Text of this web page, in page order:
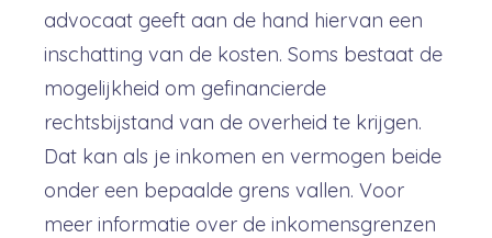
advocaat geeft aan de hand hiervan een
inschatting van de kosten. Soms bestaat de
mogelijkheid om gefinancierde
rechtsbijstand van de overheid te krijgen.
Dat kan als je inkomen en vermogen beide
onder een bepaalde grens vallen. Voor
meer informatie over de inkomensgrenzen